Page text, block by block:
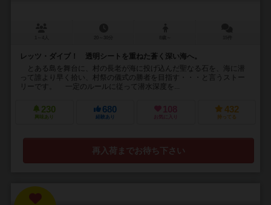
レッツ・ダイブ！ 透明シートを重ねた蒼く深い海へ。
とある島を舞台に、村の長老が海に投げ込んだ聖なる石を、海に潜
って誰より早く拾い、村祭の儀式の勝者を目指す・・・と言うストー
リーです。 一定のルールに従って潜水深度を...
230
興味あり
680
経験あり
108
お気に入り
432
持ってる
再入荷までお待ち下さい